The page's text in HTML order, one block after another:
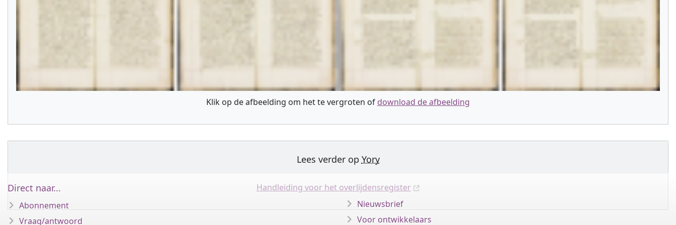
Klik op de afbeelding om het te vergroten of download de afbeelding
Lees verder op Yory
Handleiding voor het overlijdensregister
Direct naar...
Abonnement
Vraag/antwoord
Nieuwsbrief
Voor ontwikkelaars